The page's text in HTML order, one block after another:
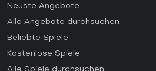
Neuste Angebote
Alle Angebote durchsuchen
Beliebte Spiele
Kostenlose Spiele